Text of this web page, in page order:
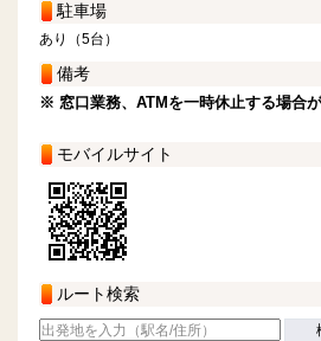
駐車場
あり（5台）
備考
※ 窓口業務、ATMを一時休止する場合が
モバイルサイト
ルート検索